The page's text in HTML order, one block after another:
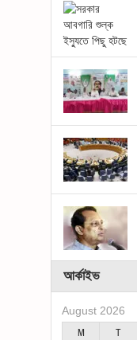
আর্কাইভ
August 2026
M
T